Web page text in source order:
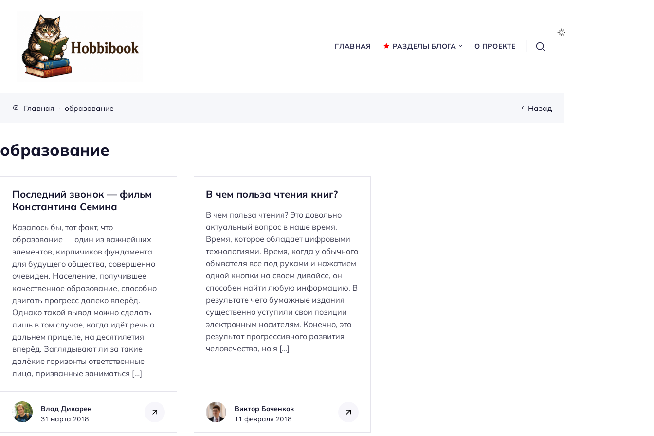
i
b
k
ГЛАВНАЯ РАЗДЕЛЫ БЛОГА О ПРОЕКТЕ
Главная образование Назад
образование
Последний звонок — фильм
Константина Семина
Казалось бы, тот факт, что
образование — один из важнейших
элементов, кирпичиков фундамента
для будущего общества, совершенно
очевиден. Население, получившее
качественное образование, способно
двигать прогресс далеко вперёд.
Однако такой вывод можно сделать
лишь в том случае, когда идёт речь о
дальнем прицеле, на десятилетия
вперёд. Заглядывают ли за такие
далёкие горизонты ответственные
лица, призванные заниматься […]
Влад Дикарев
31 марта 2018
В чем польза чтения книг?
В чем польза чтения? Это довольно
актуальный вопрос в наше время.
Время, которое обладает цифровыми
технологиями. Время, когда у обычного
обывателя все под руками и нажатием
одной кнопки на своем дивайсе, он
способен найти любую информацию. В
результате чего бумажные издания
существенно уступили свои позиции
электронным носителям. Конечно, это
результат прогрессивного развития
человечества, но я […]
Виктор Боченков
11 февраля 2018